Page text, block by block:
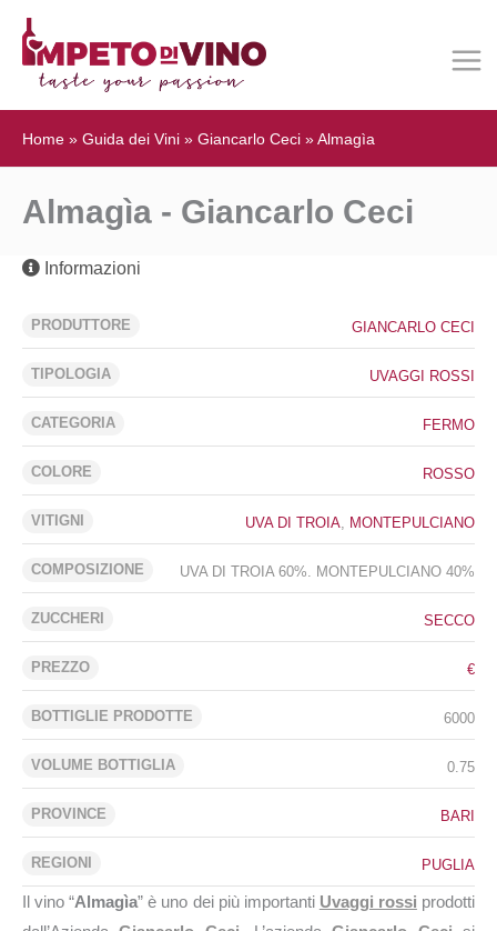
Home » Guida dei Vini » Giancarlo Ceci »Almagìa
Almagìa - Giancarlo Ceci
Informazioni
PRODUTTORE GIANCARLO CECI
TIPOLOGIA UVAGGI ROSSI
CATEGORIA FERMO
COLORE ROSSO
VITIGNI UVA DI TROIA, MONTEPULCIANO
COMPOSIZIONE UVA DI TROIA 60%. MONTEPULCIANO 40%
ZUCCHERI SECCO
PREZZO €
BOTTIGLIE PRODOTTE 6000
VOLUME BOTTIGLIA 0.75
PROVINCE BARI
REGIONI PUGLIA
Il vino “Almagìa” è uno dei più importanti Uvaggi rossi prodotti